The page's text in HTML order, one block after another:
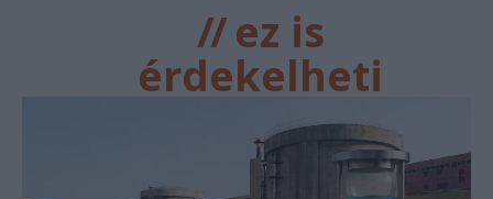
//ez is
érdekelheti